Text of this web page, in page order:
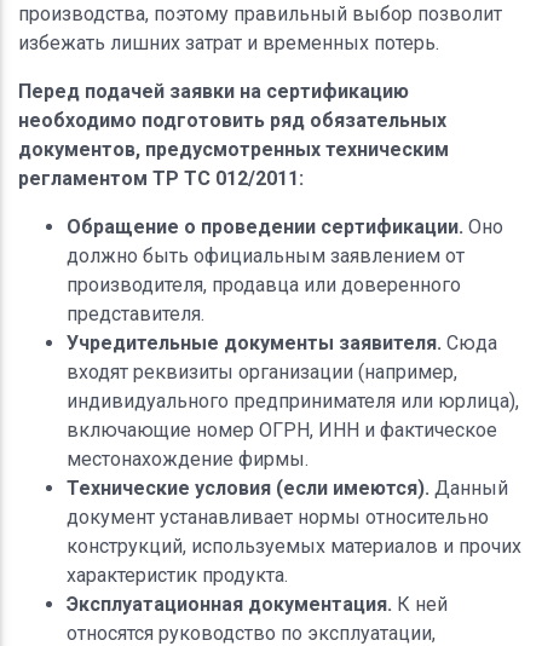
производства, поэтому правильный выбор позволит
избежать лишних затрат и временных потерь.
Перед подачей заявки на сертификацию
необходимо подготовить ряд обязательных
документов, предусмотренных техническим
регламентом ТР ТС 012/2011:
Обращение о проведении сертификации. Оно
должно быть официальным заявлением от
производителя, продавца или доверенного
представителя.
Учредительные документы заявителя. Сюда
входят реквизиты организации (например,
индивидуального предпринимателя или юрлица),
включающие номер ОГРН, ИНН и фактическое
местонахождение фирмы.
Технические условия (если имеются). Данный
документ устанавливает нормы относительно
конструкций, используемых материалов и прочих
характеристик продукта.
Эксплуатационная документация. К ней
относятся руководство по эксплуатации,